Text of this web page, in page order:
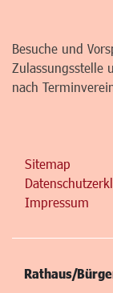
Besuche und
Zulassungsstelle
nach
Sitemap
Impressum
Rathaus/